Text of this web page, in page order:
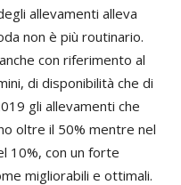
allevamenti alleva
non è più routinario.
con riferimento al
di disponibilità che di
gli allevamenti che
oltre il 50% mentre nel
10%, con un forte
migliorabili e ottimali.